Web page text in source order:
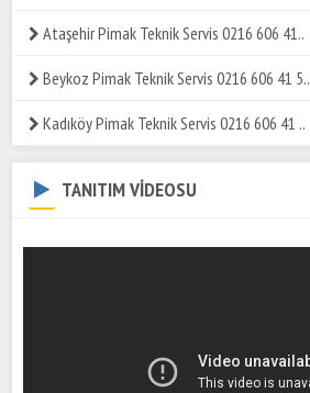
Ataşehir Pimak Teknik Servis 0216 606 41..
Beykoz Pimak Teknik Servis 0216 606 41 5..
Kadıköy Pimak Teknik Servis 0216 606 41 ..
TANITIM VİDEOSU